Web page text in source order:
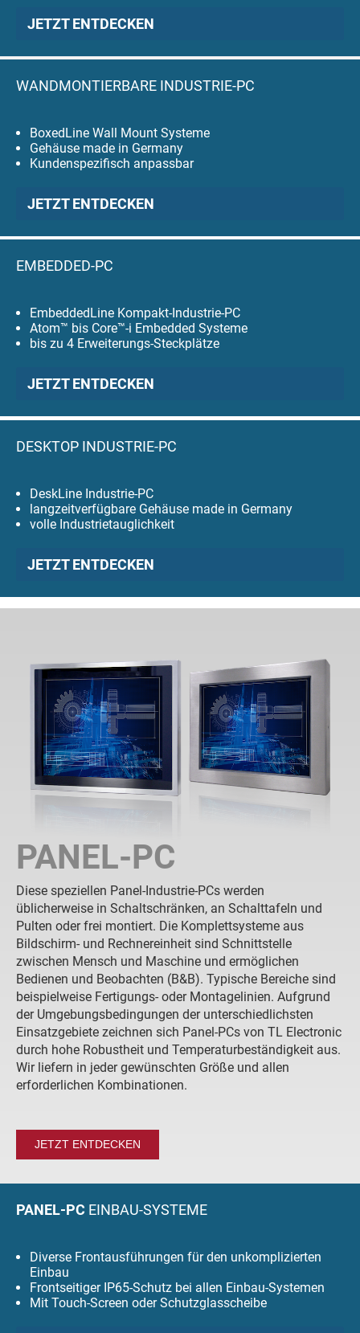
JETZT ENTDECKEN
WANDMONTIERBARE INDUSTRIE-PC
BoxedLine Wall Mount Systeme
Gehäuse made in Germany
Kundenspezifisch anpassbar
JETZT ENTDECKEN
EMBEDDED-PC
EmbeddedLine Kompakt-Industrie-PC
Atom™ bis Core™-i Embedded Systeme
bis zu 4 Erweiterungs-Steckplätze
JETZT ENTDECKEN
DESKTOP INDUSTRIE-PC
DeskLine Industrie-PC
langzeitverfügbare Gehäuse made in Germany
volle Industrietauglichkeit
JETZT ENTDECKEN
PANEL-PC
Diese speziellen Panel-Industrie-PCs werden
üblicherweise in Schaltschränken, an Schalttafeln und
Pulten oder frei montiert. Die Komplettsysteme aus
Bildschirm- und Rechnereinheit sind Schnittstelle
zwischen Mensch und Maschine und ermöglichen
Bedienen und Beobachten (B&B). Typische Bereiche sind
beispielweise Fertigungs- oder Montagelinien. Aufgrund
der Umgebungsbedingungen der unterschiedlichsten
Einsatzgebiete zeichnen sich Panel-PCs von TL Electronic
durch hohe Robustheit und Temperaturbeständigkeit aus.
Wir liefern in jeder gewünschten Größe und allen
erforderlichen Kombinationen.
JETZT ENTDECKEN
PANEL-PC EINBAU-SYSTEME
Diverse Frontausführungen für den unkomplizierten
Einbau
Frontseitiger IP65-Schutz bei allen Einbau-Systemen
Mit Touch-Screen oder Schutzglasscheibe